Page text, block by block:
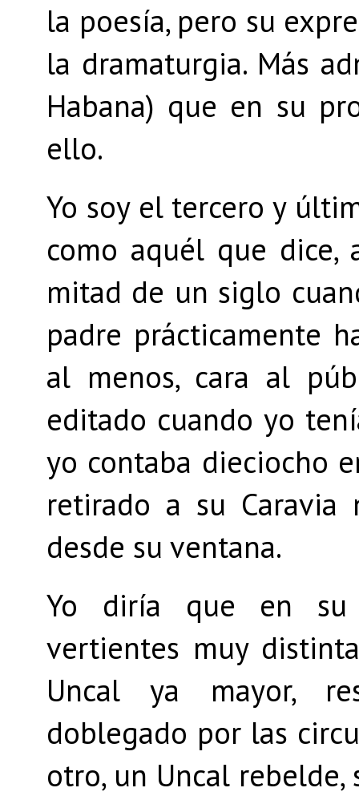
la poesía, pero su
la dramaturgia. Más
Habana) que en su
ello.
Yo soy el tercero y
como aquél que dice,
mitad de un siglo
padre prácticamente
al menos, cara al
editado cuando yo
yo contaba dieciocho
retirado a su
desde su ventana.
Yo diría que en su
vertientes muy
Uncal ya mayor,
doblegado por las
otro, un Uncal